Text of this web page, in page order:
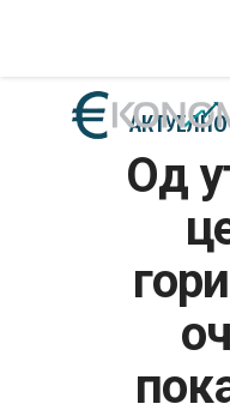
АКТУЕЛНО
ЕКОНОМИЈА
БАНКАРСТВО
АКТУЕЛНО
Од